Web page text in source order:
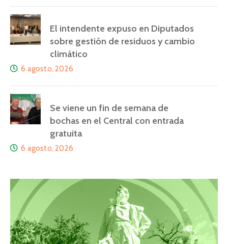
El intendente expuso en Diputados
sobre gestión de residuos y cambio
climático
6 agosto, 2026
Se viene un fin de semana de
bochas en el Central con entrada
gratuita
6 agosto, 2026